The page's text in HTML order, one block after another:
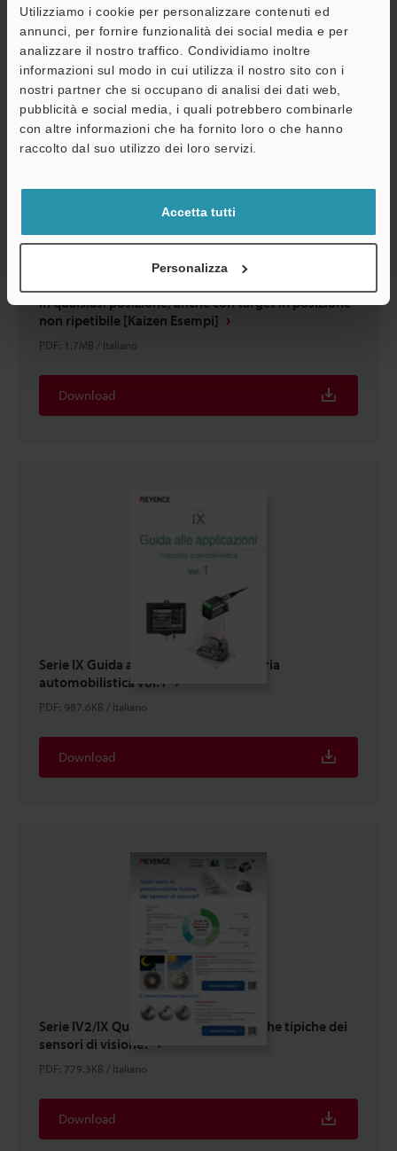
Utilizziamo i cookie per personalizzare contenuti ed
annunci, per fornire funzionalità dei social media e per
analizzare il nostro traffico. Condividiamo inoltre
informazioni sul modo in cui utilizza il nostro sito con i
nostri partner che si occupano di analisi dei dati web,
pubblicità e social media, i quali potrebbero combinarle
con altre informazioni che ha fornito loro o che hanno
raccolto dal suo utilizzo dei loro servizi.
Accetta tutti
Personalizza
Download
in qualsiasi posizione, anche con target in posizione
non ripetibile [Kaizen Esempi]
PDF: 1.7MB / Italiano
Download
Serie IX Guida alle applicazioni Industria
automobilistica Vol.1
PDF: 987.6KB / Italiano
Download
Serie IV2/IX Quali sono le problematiche tipiche dei
sensori di visione?
PDF: 779.3KB / Italiano
Download